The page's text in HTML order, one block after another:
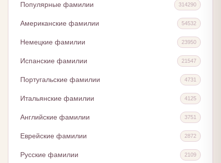
Популярные фамилии 314290
Американские фамилии 54532
Немецкие фамилии 23950
Испанские фамилии 21547
Португальские фамилии 4731
Итальянские фамилии 4125
Английские фамилии 3751
Еврейские фамилии 2872
Русские фамилии 2109